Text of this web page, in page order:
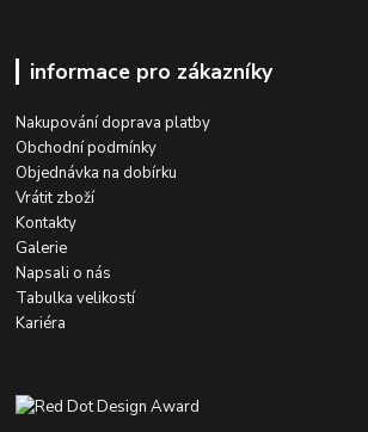
informace pro zákazníky
Nakupování doprava platby
Obchodní podmínky
Objednávka na dobírku
Vrátit zboží
Kontakty
Galerie
Napsali o nás
Tabulka velikostí
Kariéra